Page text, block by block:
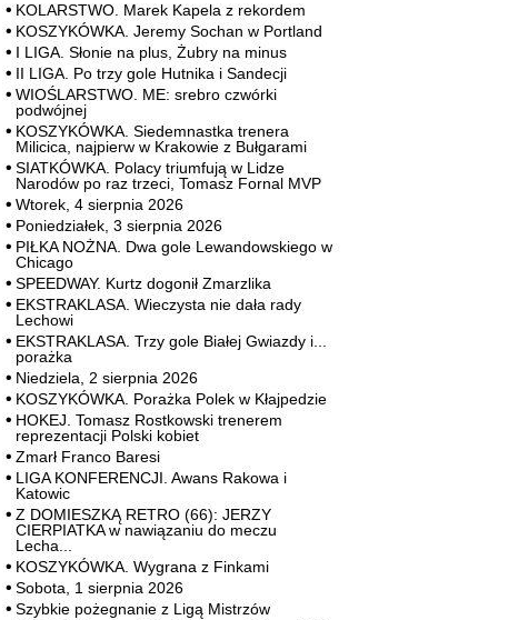
KOLARSTWO. Marek Kapela z rekordem
KOSZYKÓWKA. Jeremy Sochan w Portland
I LIGA. Słonie na plus, Żubry na minus
II LIGA. Po trzy gole Hutnika i Sandecji
WIOŚLARSTWO. ME: srebro czwórki
podwójnej
KOSZYKÓWKA. Siedemnastka trenera
Milicica, najpierw w Krakowie z Bułgarami
SIATKÓWKA. Polacy triumfują w Lidze
Narodów po raz trzeci, Tomasz Fornal MVP
Wtorek, 4 sierpnia 2026
Poniedziałek, 3 sierpnia 2026
PIŁKA NOŻNA. Dwa gole Lewandowskiego w
Chicago
SPEEDWAY. Kurtz dogonił Zmarzlika
EKSTRAKLASA. Wieczysta nie dała rady
Lechowi
EKSTRAKLASA. Trzy gole Białej Gwiazdy i...
porażka
Niedziela, 2 sierpnia 2026
KOSZYKÓWKA. Porażka Polek w Kłajpedzie
HOKEJ. Tomasz Rostkowski trenerem
reprezentacji Polski kobiet
Zmarł Franco Baresi
LIGA KONFERENCJI. Awans Rakowa i
Katowic
Z DOMIESZKĄ RETRO (66): JERZY
CIERPIATKA w nawiązaniu do meczu
Lecha...
KOSZYKÓWKA. Wygrana z Finkami
Sobota, 1 sierpnia 2026
Szybkie pożegnanie z Ligą Mistrzów